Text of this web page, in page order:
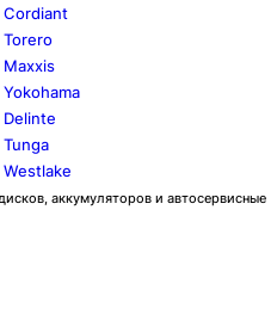
Cordiant
Torero
Maxxis
Yokohama
Delinte
Tunga
Westlake
аккумуляторов и автосервисные